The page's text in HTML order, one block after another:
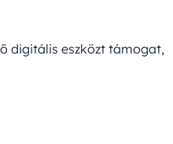
digitális eszközt támogat,